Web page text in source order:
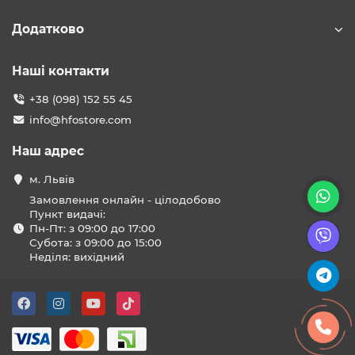
Додатково
Наші контакти
+38 (098) 152 55 45
info@hfostore.com
Наш адрес
м. Львів
Замовлення онлайн - цілодобово
Пункт видачі:
Пн-Пт: з 09:00 до 17:00
Субота: з 09:00 до 15:00
Неділя: вихідний